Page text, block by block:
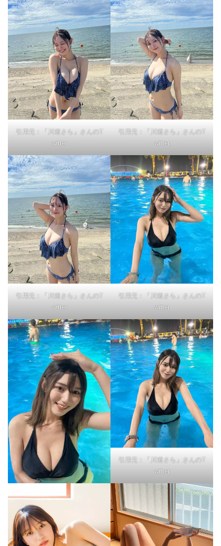
引用元：「川道さら」さんのT
witter
引用元：「川道さら」さんのT
witter
引用元：「川道さら」さんのT
witter
引用元：「川道さら」さんのT
witter
引用元：「川道さら」さんのT
witter